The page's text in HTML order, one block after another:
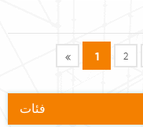
1 2
فئات